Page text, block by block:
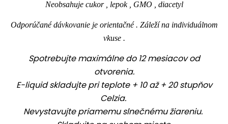
Neobsahuje cukor , lepok , GMO , diacetyl
Odporúčané dávkovanie je orientačné . Záleží na individuálnom
vkuse .
Spotrebujte maximálne do 12 mesiacov od
otvorenia.
E-liquid skladujte pri teplote + 10 až + 20 stupňov
Celzia.
Nevystavujte priamemu slnečnému žiareniu.